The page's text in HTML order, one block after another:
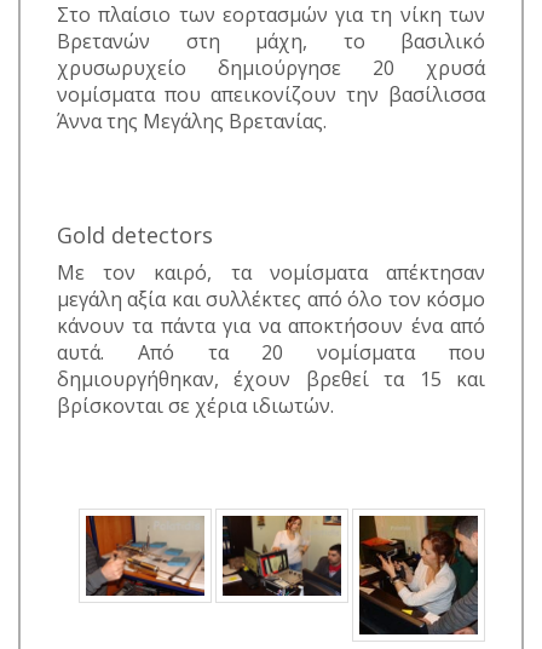
Στο πλαίσιο των εορτασμών για τη νίκη των
Βρετανών στη μάχη, το βασιλικό
χρυσωρυχείο δημιούργησε 20 χρυσά
νομίσματα που απεικονίζουν την βασίλισσα
Άννα της Μεγάλης Βρετανίας.
Gold detectors
Με τον καιρό, τα νομίσματα απέκτησαν
μεγάλη αξία και συλλέκτες από όλο τον κόσμο
κάνουν τα πάντα για να αποκτήσουν ένα από
αυτά. Από τα 20 νομίσματα που
δημιουργήθηκαν, έχουν βρεθεί τα 15 και
βρίσκονται σε χέρια ιδιωτών.